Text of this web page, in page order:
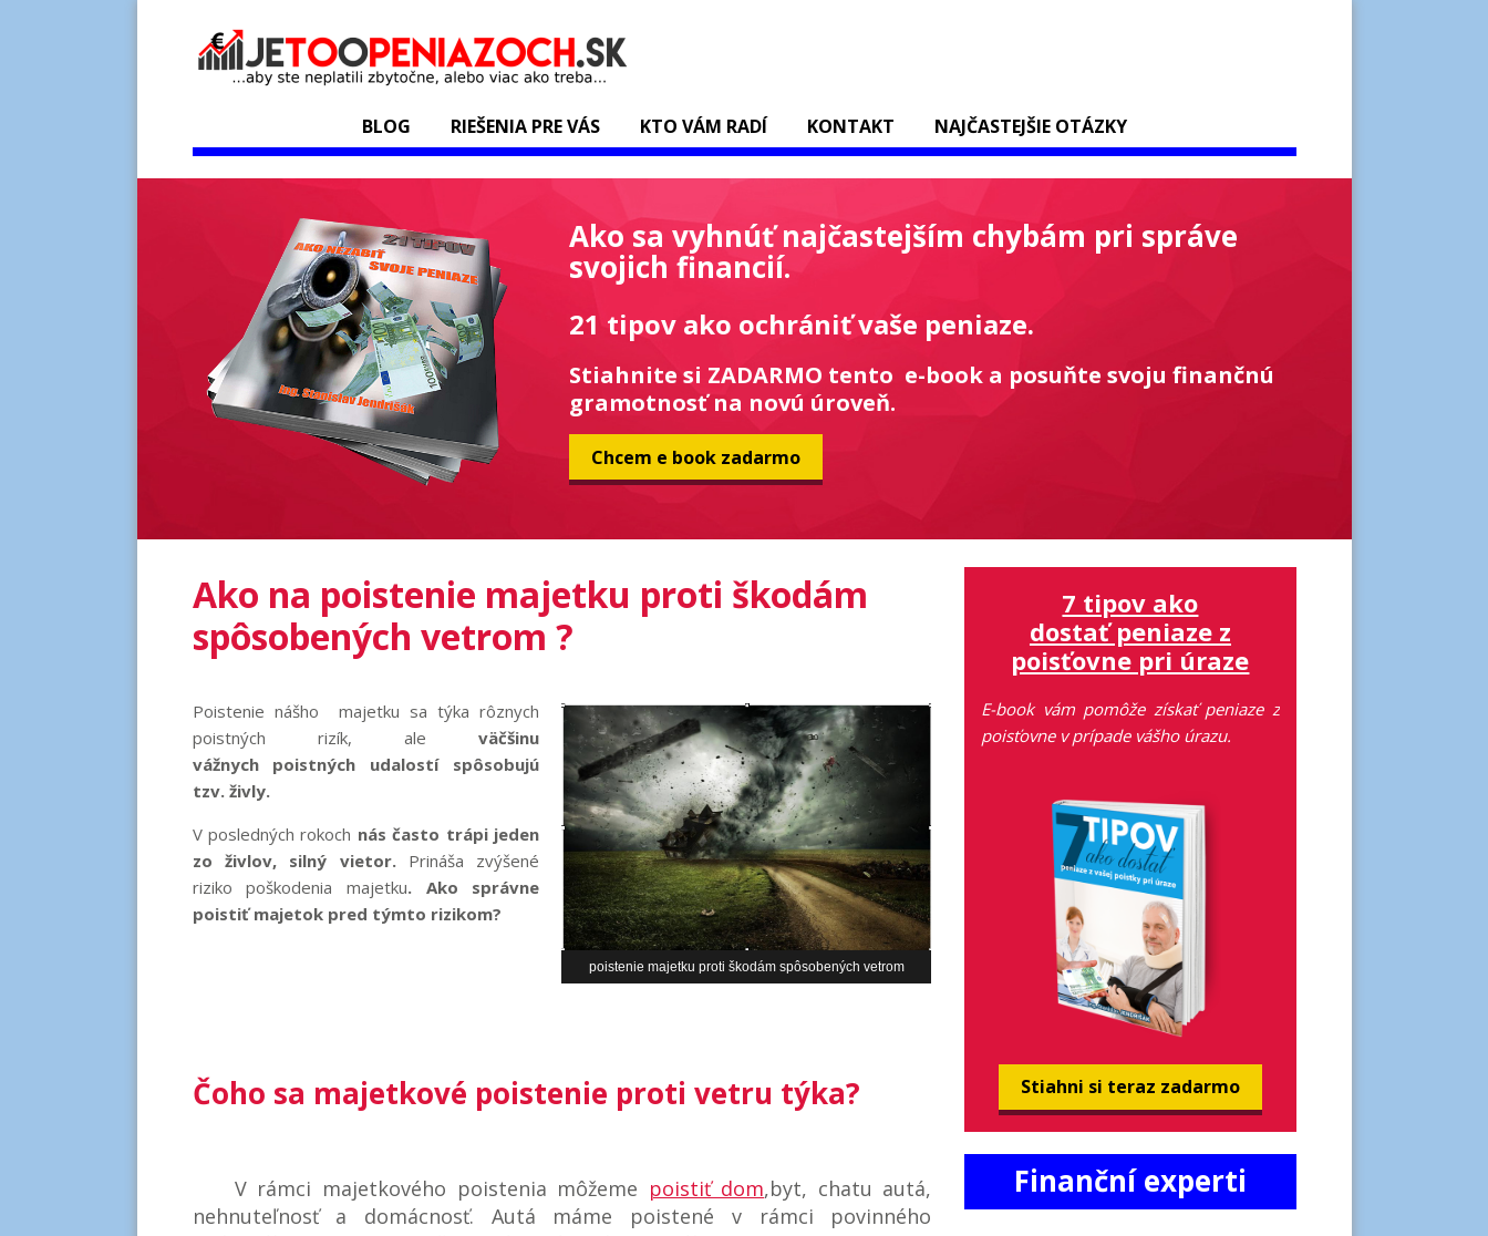
BLOG RIEŠENIA PRE VÁS KTO VÁM RADÍ KONTAKT NAJČASTEJŠIE OTÁZKY
Ako sa vyhnúť najčastejším chybám pri správe
svojich financií.
21 tipov ako ochrániť vaše peniaze.
Stiahnite si ZADARMO tento e-book a posuňte svoju finančnú
gramotnosť na novú úroveň.
Chcem e book zadarmo
Ako na poistenie majetku proti škodám
spôsobených vetrom ?
poistenie majetku proti škodám spôsobených vetrom
Poistenie nášho majetku sa týka rôznych
poistných rizík, ale väčšinu
vážnych poistných udalostí spôsobujú
tzv. živly.
V posledných rokoch nás často trápi jeden
zo živlov, silný vietor. Prináša zvýšené
riziko poškodenia majetku. Ako správne
poistiť majetok pred týmto rizikom?
Čoho sa majetkové poistenie proti vetru týka?
V rámci majetkového poistenia môžeme poistiť dom,byt, chatu autá,
nehnuteľnosť a domácnosť. Autá máme poistené v rámci povinného
7 tipov ako
dostať peniaze z
poisťovne pri úraze
E-book vám pomôže získať peniaze z
poisťovne v prípade vášho úrazu.
Stiahni si teraz zadarmo
Finanční experti